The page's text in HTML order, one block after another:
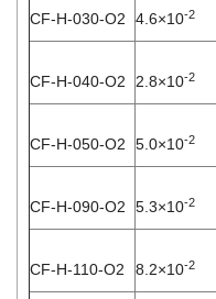
CF-H-030-O2 4.6×10-2
CF-H-040-O2 2.8×10-2
CF-H-050-O2 5.0×10-2
CF-H-090-O2 5.3×10-2
CF-H-110-O2 8.2×10-2